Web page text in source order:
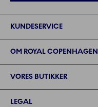
KUNDESERVICE
OM ROYAL COPENHAGEN
VORES BUTIKKER
LEGAL